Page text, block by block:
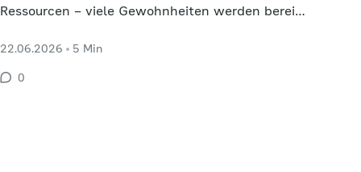
Ressourcen – viele Gewohnheiten werden bereits
oft ein Leben lang. Wie eine frühzeitige und
nachhaltige Gesundheitsförderung im Kita-
22.06.2026 5 Min
0